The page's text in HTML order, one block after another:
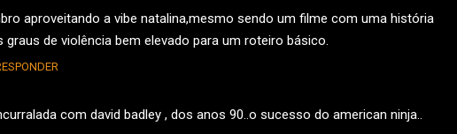
aproveitando a vibe natalina,mesmo sendo um filme com uma história
de violência bem elevado para um roteiro básico.
com david badley , dos anos 90..o sucesso do american ninja..